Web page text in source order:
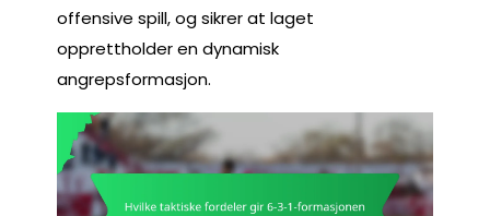
offensive spill, og sikrer at laget
opprettholder en dynamisk
angrepsformasjon.